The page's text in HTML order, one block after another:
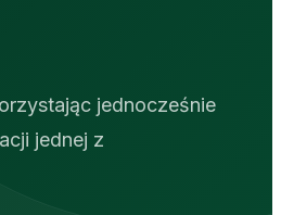
jednocześnie
jednej z